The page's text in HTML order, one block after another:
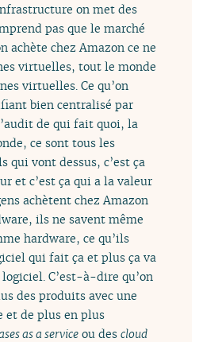
on met des
pas que le marché
achète chez Amazon ce ne
virtuelles, tout le monde
virtuelles. Ce qu’on
bien centralisé par
de qui fait quoi, la
ce sont tous les
qui vont dessus, c’est ça
et c’est ça qui a la valeur
achètent chez Amazon
ils ne savent même
hardware, ce qu’ils
qui fait ça et plus ça va
C’est-à-dire qu’on
des produits avec une
et de plus en plus
as a service ou descloud